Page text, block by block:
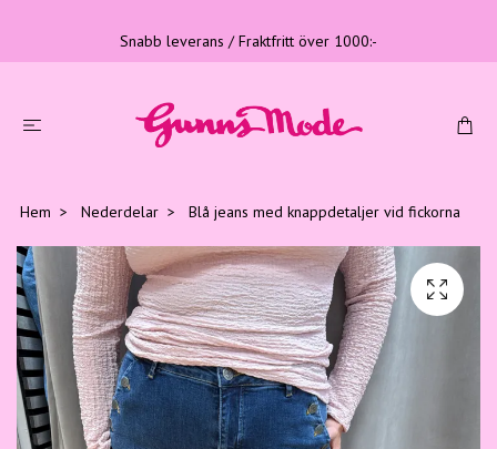
Snabb leverans / Fraktfritt över 1000:-
Hem Nederdelar Blå jeans med knappdetaljer vid fickorna